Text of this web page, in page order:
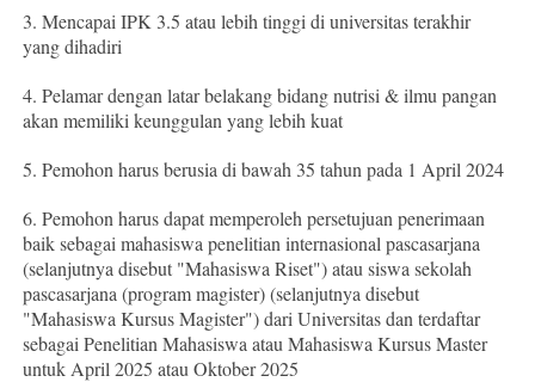
3. Mencapai IPK 3.5 atau lebih tinggi di universitas terakhir
yang dihadiri
4. Pelamar dengan latar belakang bidang nutrisi & ilmu pangan
akan memiliki keunggulan yang lebih kuat
5. Pemohon harus berusia di bawah 35 tahun pada 1 April 2024
6. Pemohon harus dapat memperoleh persetujuan penerimaan
baik sebagai mahasiswa penelitian internasional pascasarjana
(selanjutnya disebut "Mahasiswa Riset") atau siswa sekolah
pascasarjana (program magister) (selanjutnya disebut
"Mahasiswa Kursus Magister") dari Universitas dan terdaftar
sebagai Penelitian Mahasiswa atau Mahasiswa Kursus Master
untuk April 2025 atau Oktober 2025